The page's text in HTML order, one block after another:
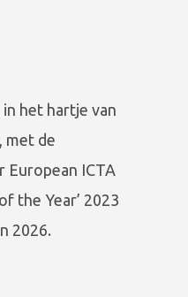
het hartje van
met de
European ICTA
the Year’ 2023
2026.